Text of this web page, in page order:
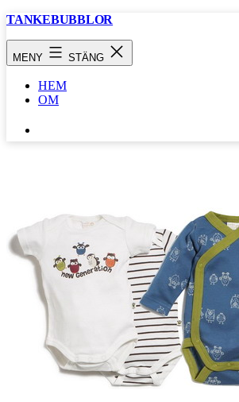
Hoppa
TANKEBUBBLOR
MENY STÄNG
HEM
OM
…